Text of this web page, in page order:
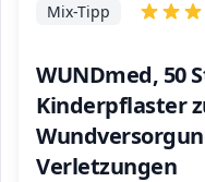
WUNDmed, 50
Kinderpflaster
Verletzungen
Mix-Tipp